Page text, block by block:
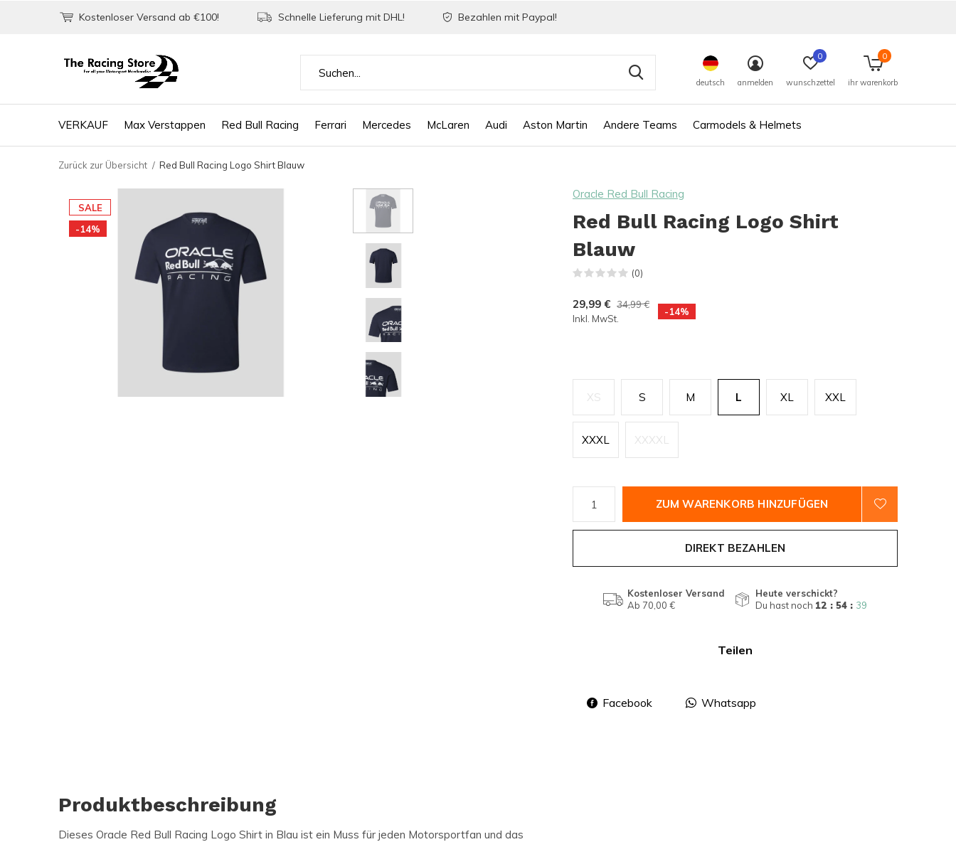
VERKAUF Max Verstappen Red Bull Racing Ferrari Mercedes McLaren Audi Aston Martin Andere Teams Carmodels & Helmets
deutsch anmelden wunschzettel
0
ihr warenkorb
0
Kostenloser Versand ab €100! Schnelle Lieferung mit DHL! Bezahlen mit Paypal!
Zurück zur Übersicht Red Bull Racing Logo Shirt Blauw
SALE
-14%
Oracle Red Bull Racing
Red Bull Racing Logo Shirt
Blauw
(0)
29,99 € 34,99 €
Inkl. MwSt.
-14%
XS S M L XL XXL
XXXL XXXXL
ZUM WARENKORB HINZUFÜGEN
DIREKT BEZAHLEN
Kostenloser Versand
Ab 70,00 €
Heute verschickt?
Du hast noch 12 : 54 : 39
Teilen
Facebook Whatsapp
Produktbeschreibung
Dieses Oracle Red Bull Racing Logo Shirt in Blau ist ein Muss für jeden Motorsportfan und das